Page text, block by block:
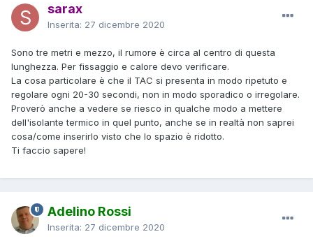
sarax
Inserita: 27 dicembre 2020
Sono tre metri e mezzo, il rumore è circa al centro di questa
lunghezza. Per fissaggio e calore devo verificare.
La cosa particolare è che il TAC si presenta in modo ripetuto e
regolare ogni 20-30 secondi, non in modo sporadico o irregolare.
Proverò anche a vedere se riesco in qualche modo a mettere
dell'isolante termico in quel punto, anche se in realtà non saprei
cosa/come inserirlo visto che lo spazio è ridotto.
Ti faccio sapere!
Adelino Rossi
Inserita: 27 dicembre 2020